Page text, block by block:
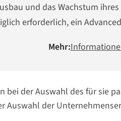
und das Wachstum
erforderlich, ein
Mehr:
bei der Auswahl des für sie
Auswahl der